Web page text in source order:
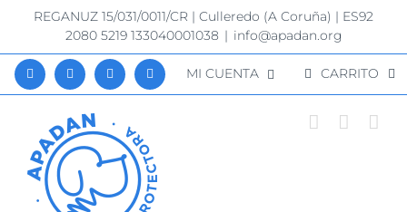
Saltar
contenido
REGANUZ 15/031/0011/CR | Culleredo (A Coruña) | ES92
2080 5219 133040001038 | info@apadan.org
MI CUENTA CARRITO